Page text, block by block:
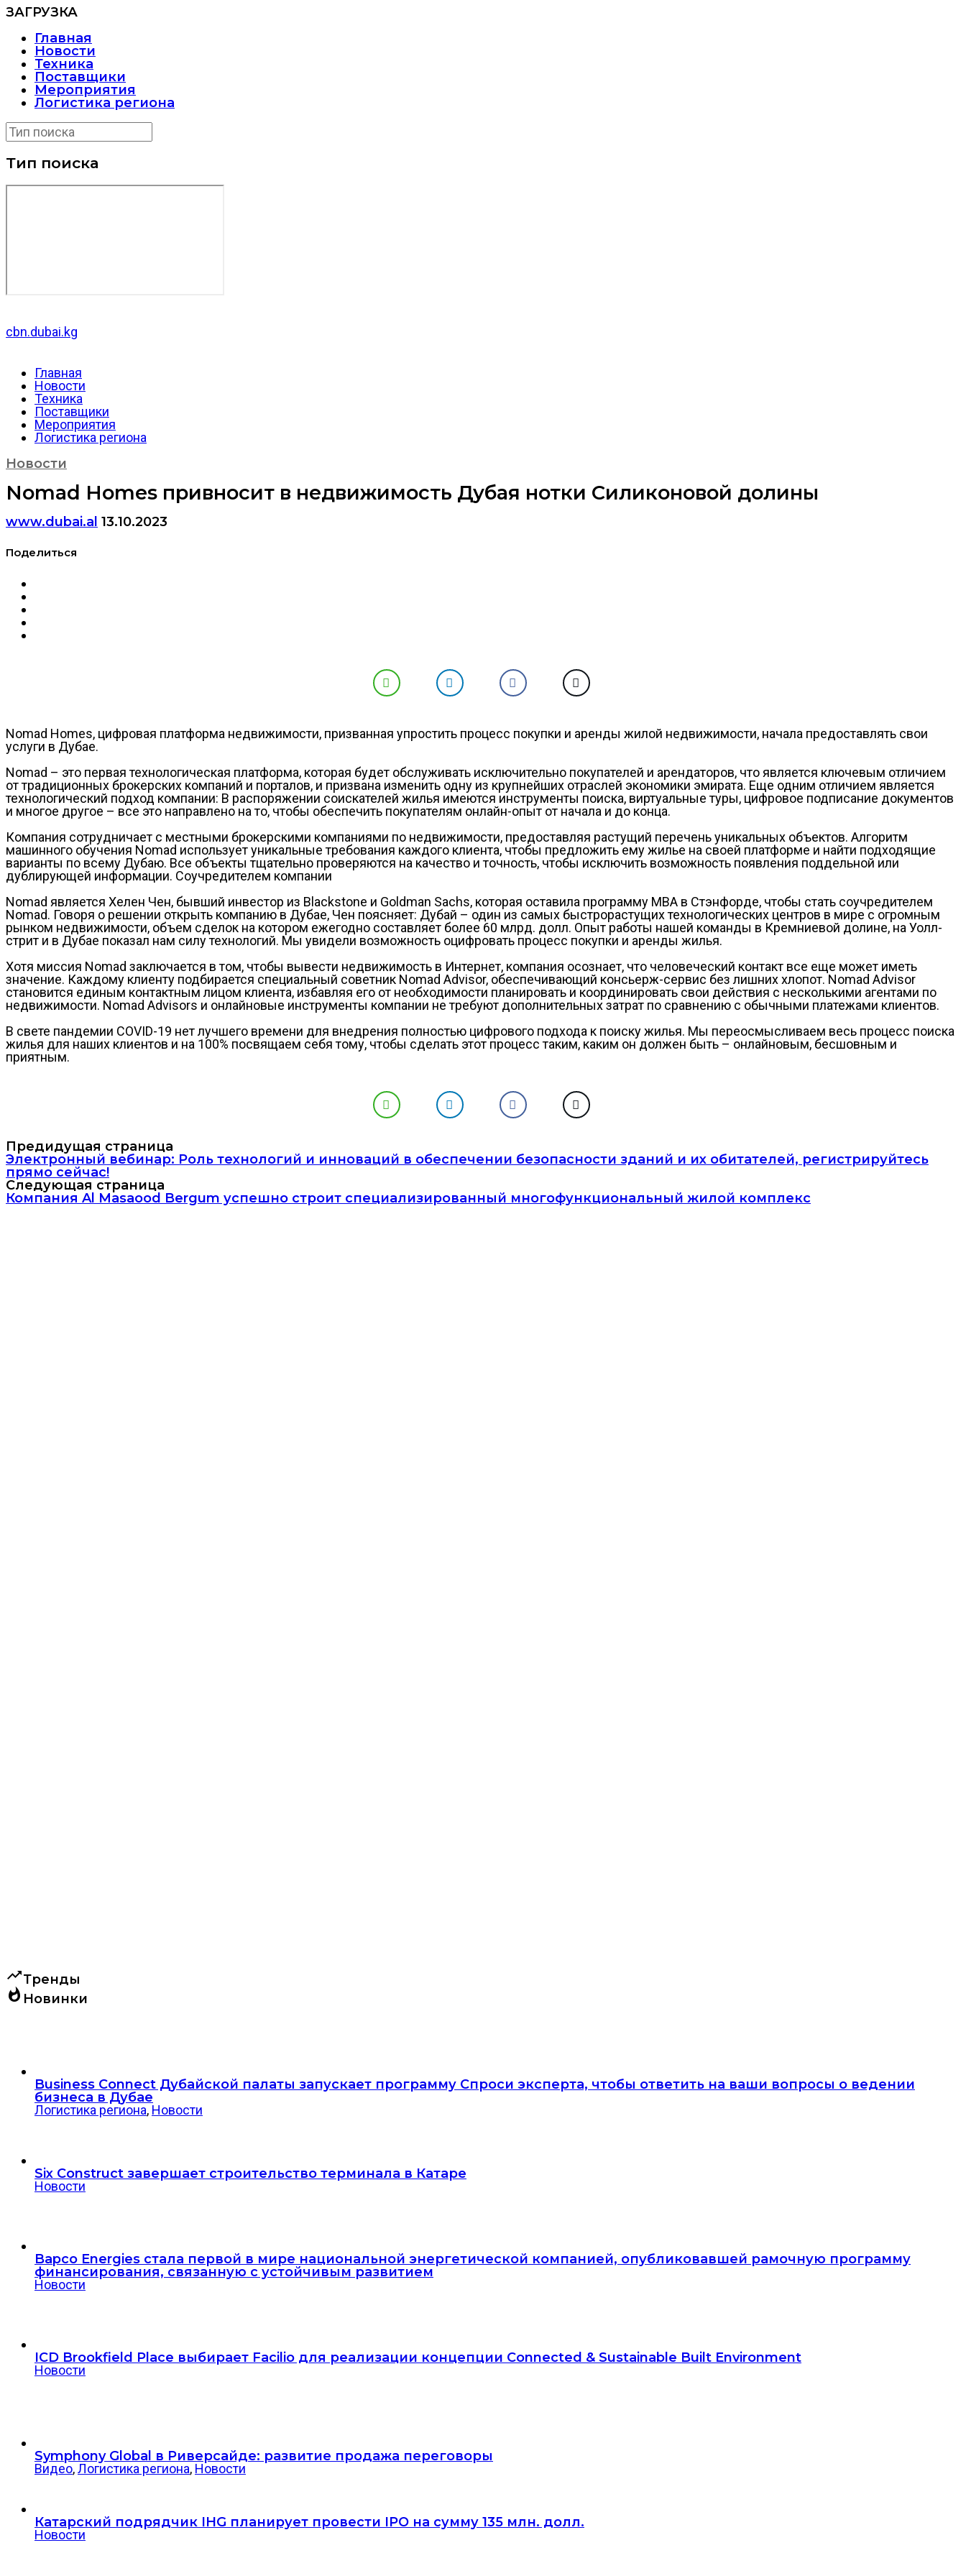
ЗАГРУЗКА
Главная
Новости
Техника
Поставщики
Мероприятия
Логистика региона
Тип поиска
cbn.dubai.kg
Главная
Новости
Техника
Поставщики
Мероприятия
Логистика региона
Новости
Nomad Homes привносит в недвижимость Дубая нотки Силиконовой долины
www.dubai.al 13.10.2023
Поделиться
Nomad Homes, цифровая платформа недвижимости, призванная упростить процесс покупки и аренды жилой недвижимости, начала предоставлять свои
услуги в Дубае.
Nomad – это первая технологическая платформа, которая будет обслуживать исключительно покупателей и арендаторов, что является ключевым отличием
от традиционных брокерских компаний и порталов, и призвана изменить одну из крупнейших отраслей экономики эмирата. Еще одним отличием является
технологический подход компании: В распоряжении соискателей жилья имеются инструменты поиска, виртуальные туры, цифровое подписание документов
и многое другое – все это направлено на то, чтобы обеспечить покупателям онлайн-опыт от начала и до конца.
Компания сотрудничает с местными брокерскими компаниями по недвижимости, предоставляя растущий перечень уникальных объектов. Алгоритм
машинного обучения Nomad использует уникальные требования каждого клиента, чтобы предложить ему жилье на своей платформе и найти подходящие
варианты по всему Дубаю. Все объекты тщательно проверяются на качество и точность, чтобы исключить возможность появления поддельной или
дублирующей информации. Соучредителем компании
Nomad является Хелен Чен, бывший инвестор из Blackstone и Goldman Sachs, которая оставила программу MBA в Стэнфорде, чтобы стать соучредителем
Nomad. Говоря о решении открыть компанию в Дубае, Чен поясняет: Дубай – один из самых быстрорастущих технологических центров в мире с огромным
рынком недвижимости, объем сделок на котором ежегодно составляет более 60 млрд. долл. Опыт работы нашей команды в Кремниевой долине, на Уолл-
стрит и в Дубае показал нам силу технологий. Мы увидели возможность оцифровать процесс покупки и аренды жилья.
Хотя миссия Nomad заключается в том, чтобы вывести недвижимость в Интернет, компания осознает, что человеческий контакт все еще может иметь
значение. Каждому клиенту подбирается специальный советник Nomad Advisor, обеспечивающий консьерж-сервис без лишних хлопот. Nomad Advisor
становится единым контактным лицом клиента, избавляя его от необходимости планировать и координировать свои действия с несколькими агентами по
недвижимости. Nomad Advisors и онлайновые инструменты компании не требуют дополнительных затрат по сравнению с обычными платежами клиентов.
В свете пандемии COVID-19 нет лучшего времени для внедрения полностью цифрового подхода к поиску жилья. Мы переосмысливаем весь процесс поиска
жилья для наших клиентов и на 100% посвящаем себя тому, чтобы сделать этот процесс таким, каким он должен быть – онлайновым, бесшовным и
приятным.
Предидущая страница
Электронный вебинар: Роль технологий и инноваций в обеспечении безопасности зданий и их обитателей, регистрируйтесь
прямо сейчас!
Следующая страница
Компания Al Masaood Bergum успешно строит специализированный многофункциональный жилой комплекс
trending_upТренды
whatshot Новинки
Business Connect Дубайской палаты запускает программу Спроси эксперта, чтобы ответить на ваши вопросы о ведении
бизнеса в Дубае
Логистика региона, Новости
Six Construct завершает строительство терминала в Катаре
Новости
Bapco Energies стала первой в мире национальной энергетической компанией, опубликовавшей рамочную программу
финансирования, связанную с устойчивым развитием
Новости
ICD Brookfield Place выбирает Facilio для реализации концепции Connected & Sustainable Built Environment
Новости
Symphony Global в Риверсайде: развитие продажа переговоры
Видео,Логистика региона, Новости
Катарский подрядчик IHG планирует провести IPO на сумму 135 млн. долл.
Новости